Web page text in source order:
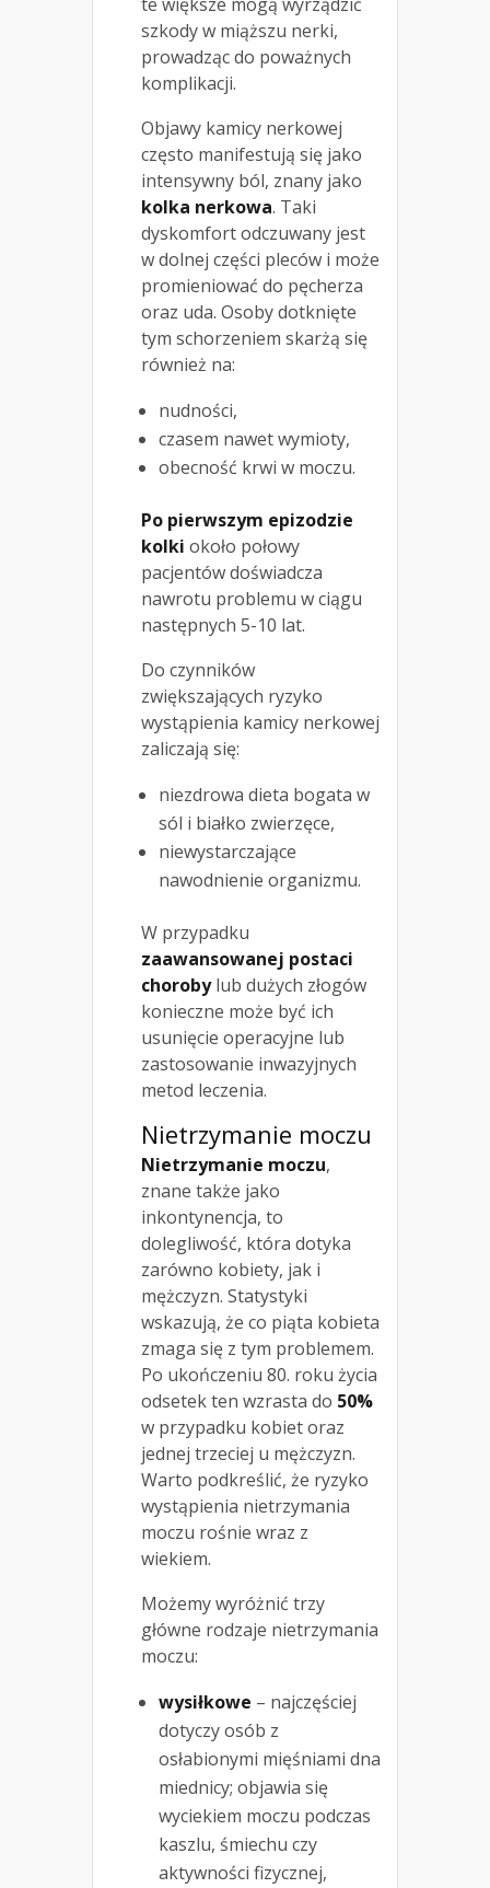
szkody w miąższu nerki,
prowadząc do poważnych
komplikacji.
Objawy kamicy nerkowej
często manifestują się jako
intensywny ból, znany jako
kolka nerkowa. Taki
dyskomfort odczuwany jest
w dolnej części pleców i może
promieniować do pęcherza
oraz uda. Osoby dotknięte
tym schorzeniem skarżą się
również na:
nudności,
czasem nawet wymioty,
obecność krwi w moczu.
Po pierwszym epizodzie
kolki około połowy
pacjentów doświadcza
nawrotu problemu w ciągu
następnych 5-10 lat.
Do czynników
zwiększających ryzyko
wystąpienia kamicy nerkowej
zaliczają się:
niezdrowa dieta bogata w
sól i białko zwierzęce,
niewystarczające
nawodnienie organizmu.
W przypadku
zaawansowanej postaci
chorobylub dużych złogów
konieczne może być ich
usunięcie operacyjne lub
zastosowanie inwazyjnych
metod leczenia.
Nietrzymanie moczu
Nietrzymanie moczu,
znane także jako
inkontynencja, to
dolegliwość, która dotyka
zarówno kobiety, jak i
mężczyzn. Statystyki
wskazują, że co piąta kobieta
zmaga się z tym problemem.
Po ukończeniu 80. roku życia
odsetek ten wzrasta do 50%
w przypadku kobiet oraz
jednej trzeciej u mężczyzn.
Warto podkreślić, że ryzyko
wystąpienia nietrzymania
moczu rośnie wraz z
wiekiem.
Możemy wyróżnić trzy
główne rodzaje nietrzymania
moczu:
wysiłkowe – najczęściej
dotyczy osób z
osłabionymi mięśniami dna
miednicy; objawia się
wyciekiem moczu podczas
kaszlu, śmiechu czy
aktywności fizycznej,